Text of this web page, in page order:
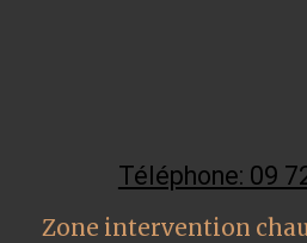
Téléphone: 09
Zone intervention